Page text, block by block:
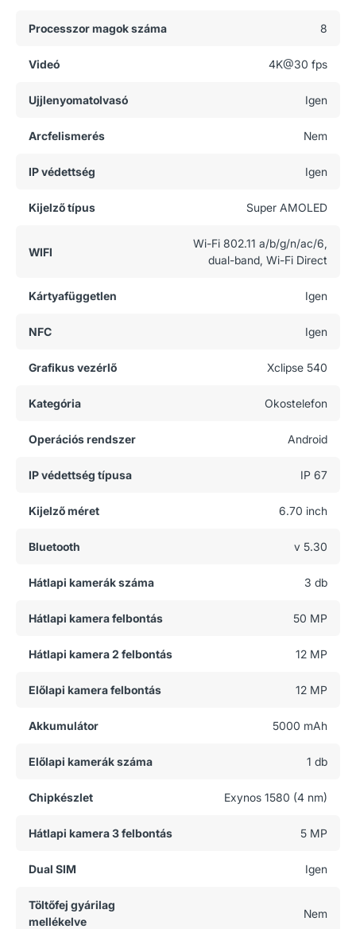
Processzor magok száma 8
Videó 4K@30 fps
Ujjlenyomatolvasó Igen
Arcfelismerés Nem
IP védettség Igen
Kijelző típus Super AMOLED
WIFI
Wi-Fi 802.11 a/b/g/n/ac/6,
dual-band, Wi-Fi Direct
Kártyafüggetlen Igen
NFC Igen
Grafikus vezérlő Xclipse 540
Kategória Okostelefon
Operációs rendszer Android
IP védettség típusa IP 67
Kijelző méret 6.70 inch
Bluetooth v 5.30
Hátlapi kamerák száma 3 db
Hátlapi kamera felbontás 50 MP
Hátlapi kamera 2 felbontás 12 MP
Előlapi kamera felbontás 12 MP
Akkumulátor 5000 mAh
Előlapi kamerák száma 1 db
Chipkészlet Exynos 1580 (4 nm)
Hátlapi kamera 3 felbontás 5 MP
Dual SIM Igen
Töltőfej gyárilag
mellékelve
Nem